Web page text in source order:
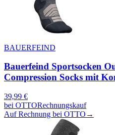
BAUERFEIND
Bauerfeind Sportsocken
Compression Socks mit
39,99 €
bei OTTORechnungskauf
Auf Rechnung bei OTTO →